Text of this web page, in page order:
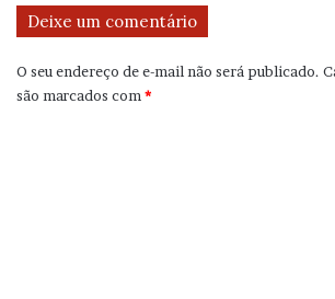
Deixe um comentário
O seu endereço de e-mail não será publicado.
são marcados com *